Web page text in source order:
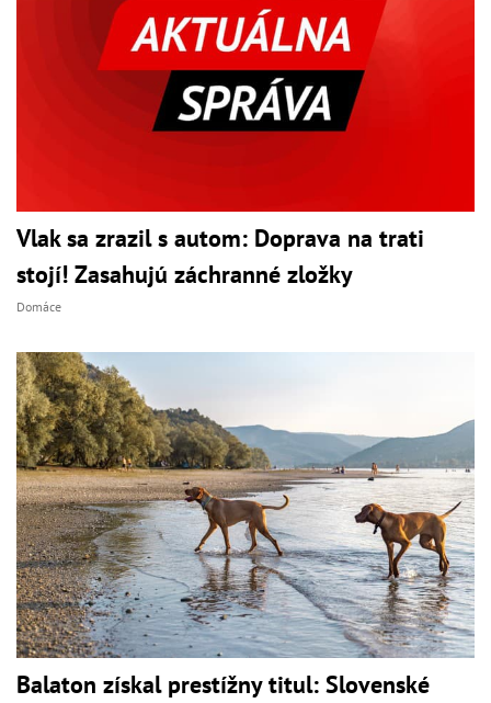
Vlak sa zrazil s autom: Doprava na trati
stojí! Zasahujú záchranné zložky
Domáce
Balaton získal prestížny titul: Slovenské